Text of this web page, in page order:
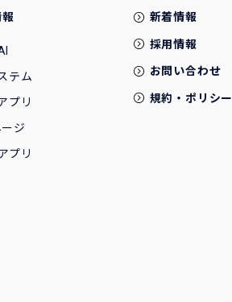
テム
プリ
ジ
プリ
新着情報
採用情報
お問い合わせ
規約・ポリシー